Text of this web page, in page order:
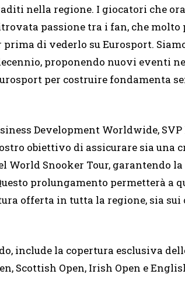
nella regione. I giocatori che
passione tra i fan, che molto
di vederlo su Eurosport.
proponendo nuovi eventi
per costruire fondamenta
Development Worldwide,
obiettivo di assicurare sia una
World Snooker Tour, garantendo
prolungamento permetterà a
offerta in tutta la regione, sia sui
include la copertura esclusiva
Scottish Open, Irish Open e